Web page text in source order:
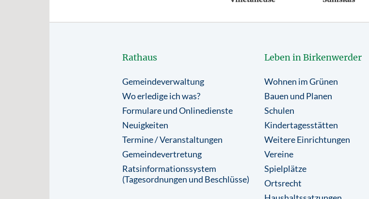
Rathaus
Gemeindeverwaltung
Wo erledige ich was?
Formulare und Onlinedienste
Neuigkeiten
Termine / Veranstaltungen
Gemeindevertretung
Ratsinformationssystem
(Tagesordnungen und Beschlüsse)
Leben in Birkenwerder
Wohnen im Grünen
Bauen und Planen
Schulen
Kindertagesstätten
Weitere Einrichtungen
Vereine
Spielplätze
Ortsrecht